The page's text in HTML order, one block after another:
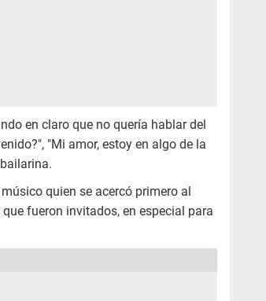
en claro que no quería hablar del
"Mi amor, estoy en algo de la
quien se acercó primero al
fueron invitados, en especial para